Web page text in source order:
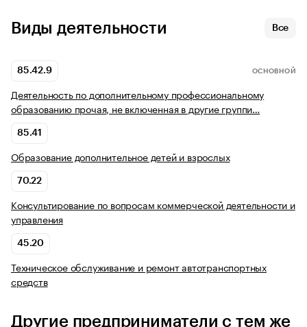
Виды деятельности Все
85.42.9 ОСНОВНОЙ
Деятельность по дополнительному профессиональному
образованию прочая, не включенная в другие группи…
85.41
Образование дополнительное детей и взрослых
70.22
Консультирование по вопросам коммерческой деятельности и
управления
45.20
Техническое обслуживание и ремонт автотранспортных
средств
Другие предприниматели с тем же